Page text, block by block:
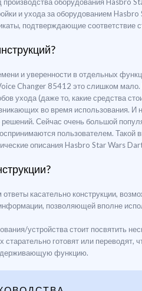
и ухода за оборудованием
подтверждающие соответствие
и уверенности в отдельных
Changer 85412 это слишком
ухода (даже то, какие средства
во время использования. И
Сейчас очень большой
пользователем. Такой
описания Hasbro Star Wars
касательно конструкции,
позволяющей вполне
устройства стоит посвятить
готовят или
функцию.